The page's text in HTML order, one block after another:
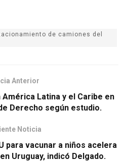
de camiones del
Anterior
Latina y el Caribe en
Derecho según estudio.
Noticia
para vacunar a niños acelera
Uruguay, indicó Delgado.